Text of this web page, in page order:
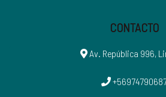
CONTACTO
Av. República 996,